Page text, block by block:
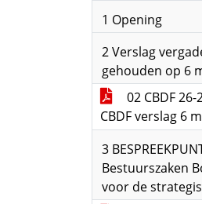
1 Opening
2 Verslag
gehouden op 6
02 CBDF
CBDF verslag 6
3
Bestuurszaken
voor de